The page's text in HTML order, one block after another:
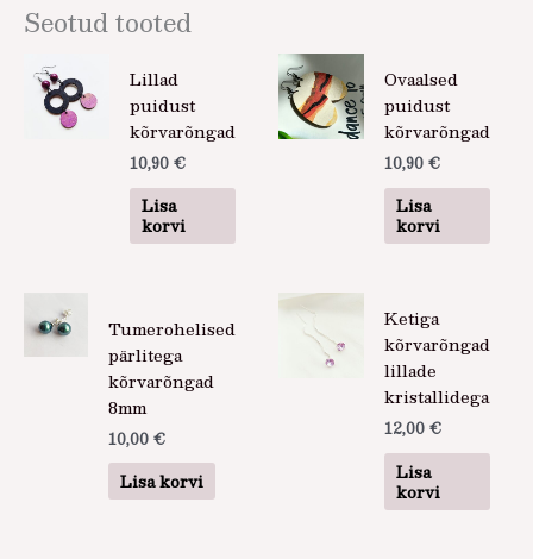
Seotud tooted
Lillad
puidust
kõrvarõngad
10,90 €
Lisa
korvi
Ovaalsed
puidust
kõrvarõngad
10,90 €
Lisa
korvi
Tumerohelised
pärlitega
kõrvarõngad
8mm
10,00 €
Lisa korvi
Ketiga
kõrvarõngad
lillade
kristallidega
12,00 €
Lisa
korvi